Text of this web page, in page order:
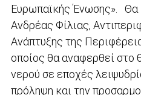
Ευρωπαϊκής Ένωσης». Θα
Ανδρέας Φίλιας,
Ανάπτυξης της
οποίος θα αναφερθεί στο
νερού σε εποχές
πρόληψη και την